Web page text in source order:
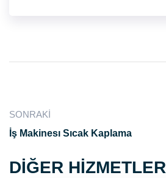
SONRAKI
İş Makinesı Sıcak Kaplama
DİĞER HİZMETLER